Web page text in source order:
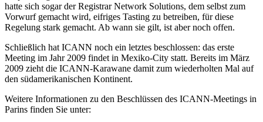
hatte sich sogar der Registrar Network Solutions, dem selbst zum
Vorwurf gemacht wird, eifriges Tasting zu betreiben, für diese
Regelung stark gemacht. Ab wann sie gilt, ist aber noch offen.
Schließlich hat ICANN noch ein letztes beschlossen: das erste
Meeting im Jahr 2009 findet in Mexiko-City statt. Bereits im März
2009 zieht die ICANN-Karawane damit zum wiederholten Mal auf
den südamerikanischen Kontinent.
Weitere Informationen zu den Beschlüssen des ICANN-Meetings in
Parins finden Sie unter: